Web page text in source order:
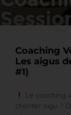
Coaching
Les aigus
#1)
Le coaching
chanter aigu ?